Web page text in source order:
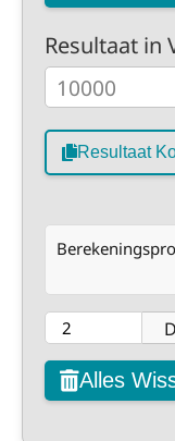
Resultaat in
Resultaat
Alles